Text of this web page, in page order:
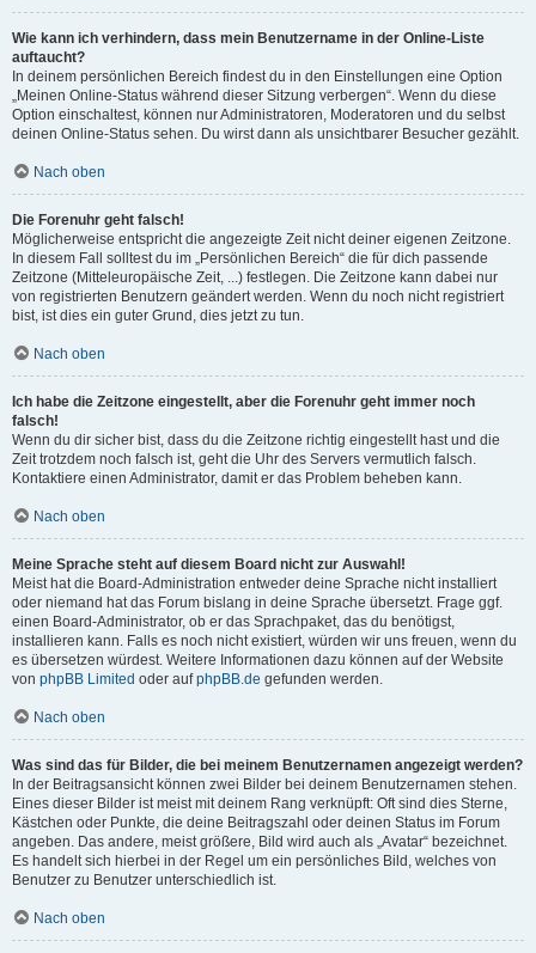
Wie kann ich verhindern, dass mein Benutzername in der Online-Liste
auftaucht?
In deinem persönlichen Bereich findest du in den Einstellungen eine Option
„Meinen Online-Status während dieser Sitzung verbergen“. Wenn du diese
Option einschaltest, können nur Administratoren, Moderatoren und du selbst
deinen Online-Status sehen. Du wirst dann als unsichtbarer Besucher gezählt.
Nach oben
Die Forenuhr geht falsch!
Möglicherweise entspricht die angezeigte Zeit nicht deiner eigenen Zeitzone.
In diesem Fall solltest du im „Persönlichen Bereich“ die für dich passende
Zeitzone (Mitteleuropäische Zeit, ...) festlegen. Die Zeitzone kann dabei nur
von registrierten Benutzern geändert werden. Wenn du noch nicht registriert
bist, ist dies ein guter Grund, dies jetzt zu tun.
Nach oben
Ich habe die Zeitzone eingestellt, aber die Forenuhr geht immer noch
falsch!
Wenn du dir sicher bist, dass du die Zeitzone richtig eingestellt hast und die
Zeit trotzdem noch falsch ist, geht die Uhr des Servers vermutlich falsch.
Kontaktiere einen Administrator, damit er das Problem beheben kann.
Nach oben
Meine Sprache steht auf diesem Board nicht zur Auswahl!
Meist hat die Board-Administration entweder deine Sprache nicht installiert
oder niemand hat das Forum bislang in deine Sprache übersetzt. Frage ggf.
einen Board-Administrator, ob er das Sprachpaket, das du benötigst,
installieren kann. Falls es noch nicht existiert, würden wir uns freuen, wenn du
es übersetzen würdest. Weitere Informationen dazu können auf der Website
von phpBB Limited oder aufphpBB.de gefunden werden.
Nach oben
Was sind das für Bilder, die bei meinem Benutzernamen angezeigt werden?
In der Beitragsansicht können zwei Bilder bei deinem Benutzernamen stehen.
Eines dieser Bilder ist meist mit deinem Rang verknüpft: Oft sind dies Sterne,
Kästchen oder Punkte, die deine Beitragszahl oder deinen Status im Forum
angeben. Das andere, meist größere, Bild wird auch als „Avatar“ bezeichnet.
Es handelt sich hierbei in der Regel um ein persönliches Bild, welches von
Benutzer zu Benutzer unterschiedlich ist.
Nach oben